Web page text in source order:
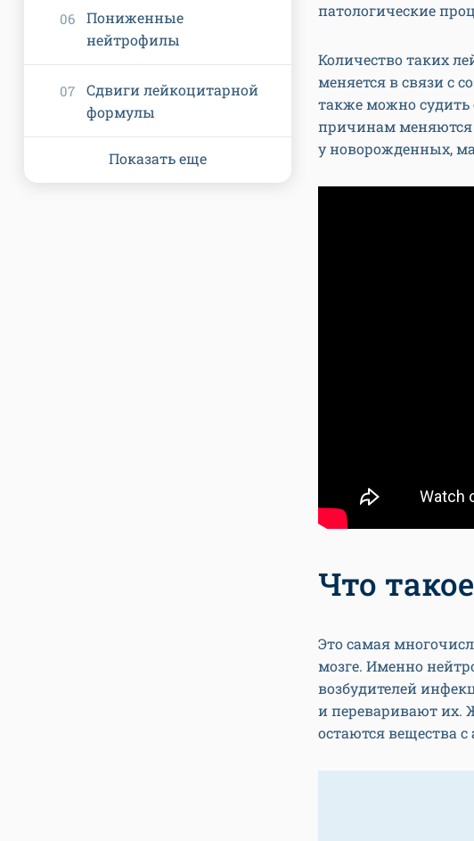
патологические
Количество таких
меняется в связи с
также можно судить
причинам меняются
у новорожденных,
Что
Это самая
мозге. Именно
возбудителей
и переваривают их.
остаются вещества
Пониженные
нейтрофилы
Сдвиги лейкоцитарной
формулы
Показать еще